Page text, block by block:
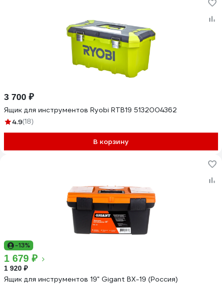
3 700 ₽
Ящик для инструментов Ryobi RTB19 5132004362
4.9(18)
В корзину
-13%
1 679 ₽
1 920 ₽
Ящик для инструментов 19" Gigant BX-19 (Россия)